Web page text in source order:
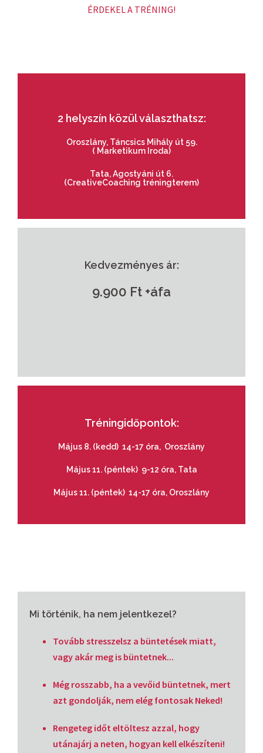
ÉRDEKEL A TRÉNING!
2 helyszín közül választhatsz:
Oroszlány, Táncsics Mihály út 59.
( Marketikum Iroda)
Tata, Agostyáni út 6.
(CreativeCoaching tréningterem)
Kedvezményes ár:
9.900 Ft +áfa
Tréningidőpontok:
Május 8. (kedd) 14-17 óra, Oroszlány
Május 11. (péntek) 9-12 óra, Tata
Május 11. (péntek) 14-17 óra, Oroszlány
Mi történik, ha nem jelentkezel?
Tovább stresszelsz a büntetések miatt,
vagy akár meg is büntetnek...
Még rosszabb, ha a vevőid büntetnek, mert
azt gondolják, nem elég fontosak Neked!
Rengeteg időt eltöltesz azzal, hogy
utánajárj a neten, hogyan kell elkészíteni!